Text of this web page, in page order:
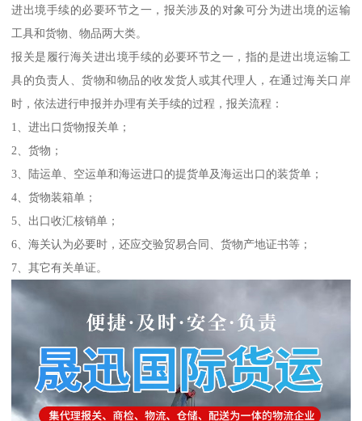
进出境手续的必要环节之一，报关涉及的对象可分为进出境的运输
工具和货物、物品两大类。
报关是履行海关进出境手续的必要环节之一，指的是进出境运输工
具的负责人、货物和物品的收发货人或其代理人，在通过海关口岸
时，依法进行申报并办理有关手续的过程，报关流程：
1、进出口货物报关单；
2、货物；
3、陆运单、空运单和海运进口的提货单及海运出口的装货单；
4、货物装箱单；
5、出口收汇核销单；
6、海关认为必要时，还应交验贸易合同、货物产地证书等；
7、其它有关单证。